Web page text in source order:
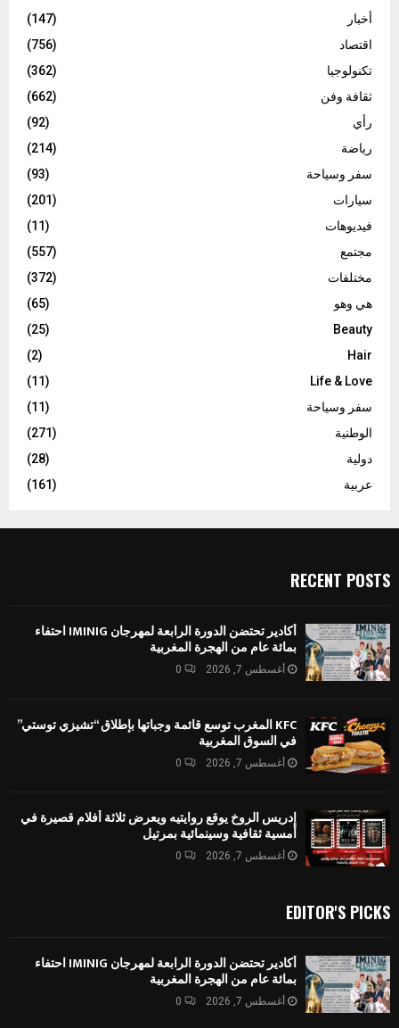
أخبار
(147)
اقتصاد
(756)
تكنولوجيا
(362)
ثقافة وفن
(662)
رأي
(92)
رياضة
(214)
سفر وسياحة
(93)
سيارات
(201)
فيديوهات
(11)
مجتمع
(557)
مختلفات
(372)
هي وهو
(65)
Beauty
(25)
Hair
(2)
Life & Love
(11)
سفر وسياحة
(11)
الوطنية
(271)
دولية
(28)
عربية
(161)
RECENT POSTS
أكادير تحتضن الدورة الرابعة لمهرجان IMINIG احتفاء
بمائة عام من الهجرة المغربية
أغسطس 7, 2026 0
KFC المغرب توسع قائمة وجباتها بإطلاق “تشيزي توستي”
في السوق المغربية
أغسطس 7, 2026 0
إدريس الروخ يوقع روايتيه ويعرض ثلاثة أفلام قصيرة في
أمسية ثقافية وسينمائية بمرتيل
أغسطس 7, 2026 0
EDITOR'S PICKS
أكادير تحتضن الدورة الرابعة لمهرجان IMINIG احتفاء
بمائة عام من الهجرة المغربية
أغسطس 7, 2026 0